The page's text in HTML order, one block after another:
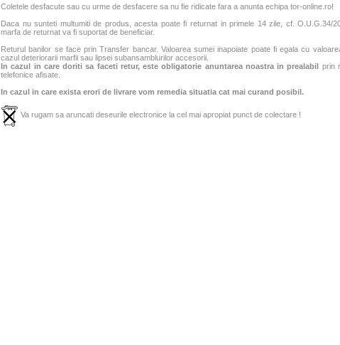
Coletele desfacute sau cu urme de desfacere sa nu fie ridicate fara a anunta echipa tor-online.ro!
Daca nu sunteti multumiti de produs, acesta poate fi returnat in primele 14 zile, cf. O.U.G.34/
marfa de returnat va fi suportat de beneficiar.
Returul banilor se face prin Transfer bancar. Valoarea sumei inapoiate poate fi egala cu
cazul deteriorarii marfii sau lipsei subansamblurilor accesorii.
In cazul in care doriti sa faceti retur, este obligatorie anuntarea noastra in prealabil
prin
telefonice afisate.
In cazul in care exista erori de livrare vom remedia situatia cat mai curand posibil.
Va rugam sa aruncati deseurile electronice la cel mai apropiat punct de colectare !